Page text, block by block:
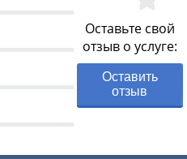
Оставьте свой
отзыв о услуге:
Оставить
отзыв